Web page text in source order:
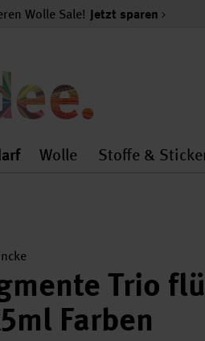
Wolle Sale! Jetzt sparen
Künstlerbedarf
Wolle
Wolle
Stoffe &
Trio
Farben